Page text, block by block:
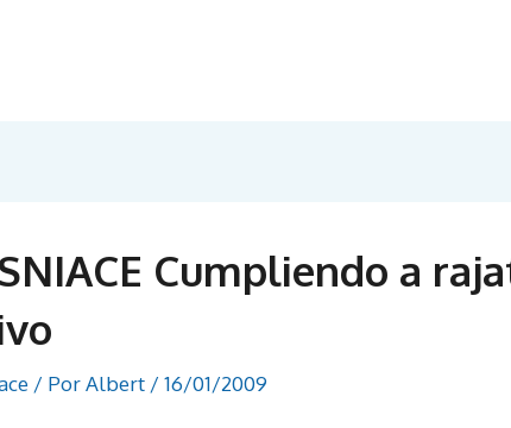
Cumpliendo a
/ PorAlbert / 16/01/2009